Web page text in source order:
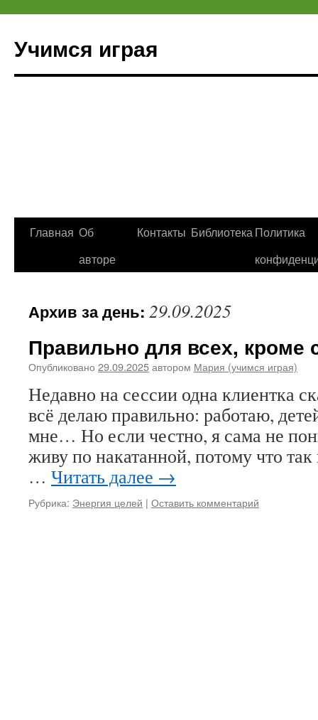
Учимся играя
Перейти
Главная Об
авторе
Контакты Библиотека Политика
Архив за день: 29.09.2025
Правильно для всех, кроме
Опубликовано 29.09.2025автором Мария (учимся играя)
Недавно на сессии одна клиентка
всё делаю правильно: работаю,
мне… Но если честно, я сама не
живу по накатанной, потому что
… Читать далее →
Рубрика: Энергия целей | Оставить комментарий